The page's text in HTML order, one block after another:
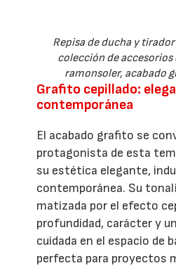
Repisa de ducha y
colección de accesorios
ramonsoler, acabado
Grafito cepillado:
contemporánea
El acabado grafito se
protagonista de esta
su estética elegante,
contemporánea. Su
matizada por el efecto
profundidad, carácter y
cuidada en el espacio de
perfecta para proyectos